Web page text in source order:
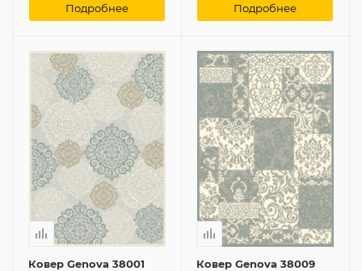
Подробнее Подробнее
Ковер Genova 38001
Ковер Genova 38009